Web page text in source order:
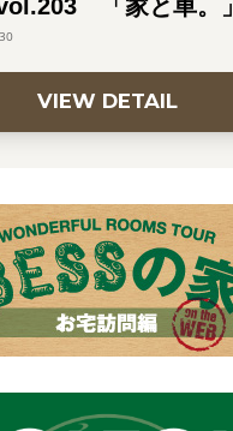
「家と車。」
VIEW DETAIL